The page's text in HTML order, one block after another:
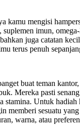
kamu mengisi
imun,
juga catatan
terus penuh
buat teman
Mereka pasti
stamina. Untuk hadiah
memberi sesuatu
warna, atau